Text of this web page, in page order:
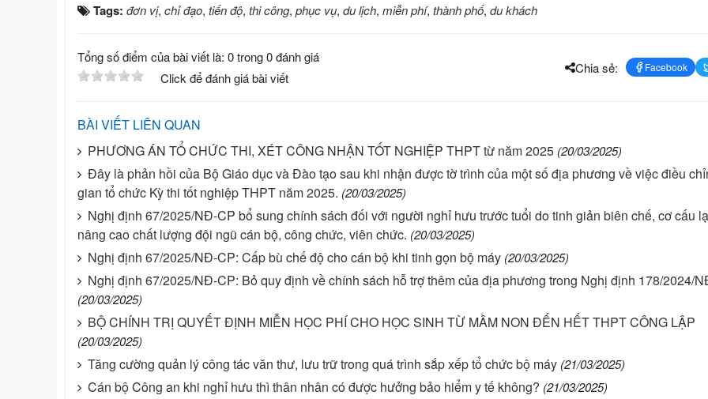
Tags: đơn vị, chỉ đạo, tiến độ, thi công, phục vụ, du lịch, miễn phí, thành phố, du khách
Tổng số điểm của bài viết là: 0 trong 0 đánh giá
Click để đánh giá bài viết
Chia sẻ: Facebook
BÀI VIẾT LIÊN QUAN
PHƯƠNG ÁN TỔ CHỨC THI, XÉT CÔNG NHẬN TỐT NGHIỆP THPT từ năm 2025 (20/03/2025)
Đây là phản hồi của Bộ Giáo dục và Đào tạo sau khi nhận được tờ trình của một số địa phương về việc điều
gian tổ chức Kỳ thi tốt nghiệp THPT năm 2025. (20/03/2025)
Nghị định 67/2025/NĐ-CP bổ sung chính sách đối với người nghỉ hưu trước tuổi do tinh giản biên chế, cơ cấu
nâng cao chất lượng đội ngũ cán bộ, công chức, viên chức. (20/03/2025)
Nghị định 67/2025/NĐ-CP: Cấp bù chế độ cho cán bộ khi tinh gọn bộ máy (20/03/2025)
Nghị định 67/2025/NĐ-CP: Bỏ quy định về chính sách hỗ trợ thêm của địa phương trong Nghị định 178/2024/
(20/03/2025)
BỘ CHÍNH TRỊ QUYẾT ĐỊNH MIỄN HỌC PHÍ CHO HỌC SINH TỪ MẦM NON ĐẾN HẾT THPT CÔNG LẬP
(20/03/2025)
Tăng cường quản lý công tác văn thư, lưu trữ trong quá trình sắp xếp tổ chức bộ máy (21/03/2025)
Cán bộ Công an khi nghỉ hưu thì thân nhân có được hưởng bảo hiểm y tế không? (21/03/2025)